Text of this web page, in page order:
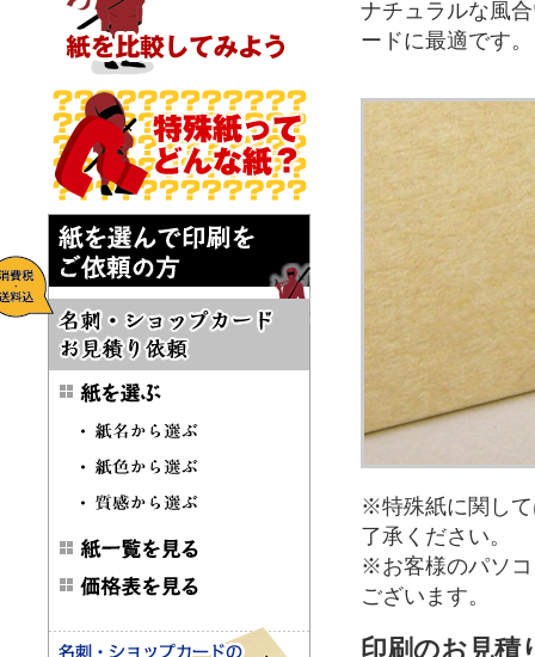
ナチュラルな風
ードに最適です。
※特殊紙に関して
了承ください。
※お客様のパソコ
ございます。
印刷のお見積